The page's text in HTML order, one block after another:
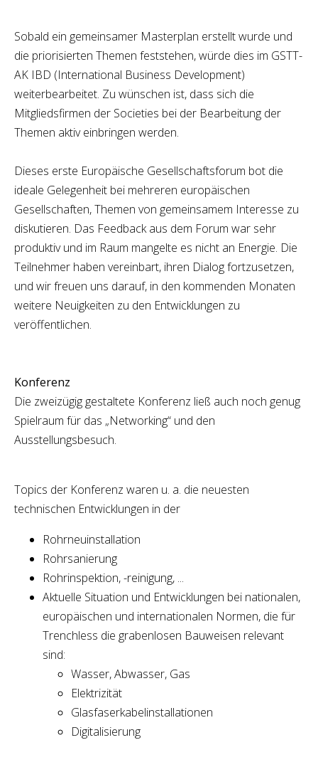
Sobald ein gemeinsamer Masterplan erstellt wurde und
die priorisierten Themen feststehen, würde dies im GSTT-
AK IBD (International Business Development)
weiterbearbeitet. Zu wünschen ist, dass sich die
Mitgliedsfirmen der Societies bei der Bearbeitung der
Themen aktiv einbringen werden.
Dieses erste Europäische Gesellschaftsforum bot die
ideale Gelegenheit bei mehreren europäischen
Gesellschaften, Themen von gemeinsamem Interesse zu
diskutieren. Das Feedback aus dem Forum war sehr
produktiv und im Raum mangelte es nicht an Energie. Die
Teilnehmer haben vereinbart, ihren Dialog fortzusetzen,
und wir freuen uns darauf, in den kommenden Monaten
weitere Neuigkeiten zu den Entwicklungen zu
veröffentlichen.
Konferenz
Die zweizügig gestaltete Konferenz ließ auch noch genug
Spielraum für das „Networking“ und den
Ausstellungsbesuch.
Topics der Konferenz waren u. a. die neuesten
technischen Entwicklungen in der
Rohrneuinstallation
Rohrsanierung
Rohrinspektion, -reinigung, ...
Aktuelle Situation und Entwicklungen bei nationalen,
europäischen und internationalen Normen, die für
Trenchless die grabenlosen Bauweisen relevant
sind:
Wasser, Abwasser, Gas
Elektrizität
Glasfaserkabelinstallationen
Digitalisierung